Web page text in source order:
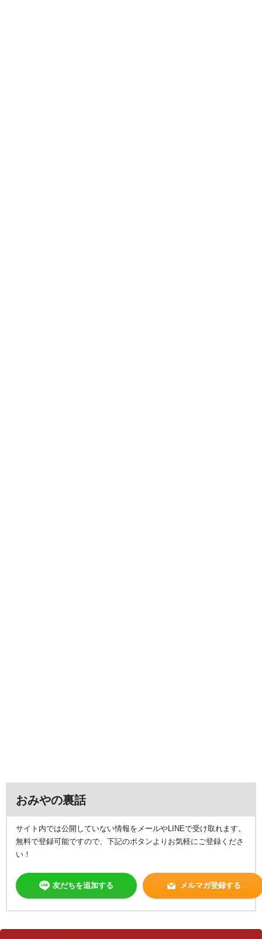
おみやの裏話
サイト内では公開していない情報をメールやLINEで受け取れます。
無料で登録可能ですので、下記のボタンよりお気軽にご登録くださ
い！
友だちを追加する メルマガ登録する